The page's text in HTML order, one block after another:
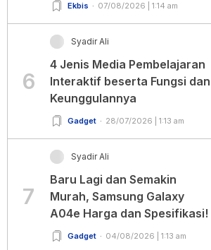
Ekbis 07/08/2026 | 1:14 am
6
Syadir Ali
4 Jenis Media Pembelajaran
Interaktif beserta Fungsi dan
Keunggulannya
Gadget 28/07/2026 | 1:13 am
7
Syadir Ali
Baru Lagi dan Semakin
Murah, Samsung Galaxy
A04e Harga dan Spesifikasi!
Gadget 04/08/2026 | 1:13 am